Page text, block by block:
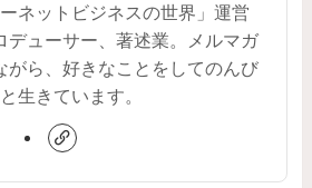
ネットビジネスの世界」運営
デューサー、著述業。メルマガ
がら、好きなことをしてのんび
生きています。